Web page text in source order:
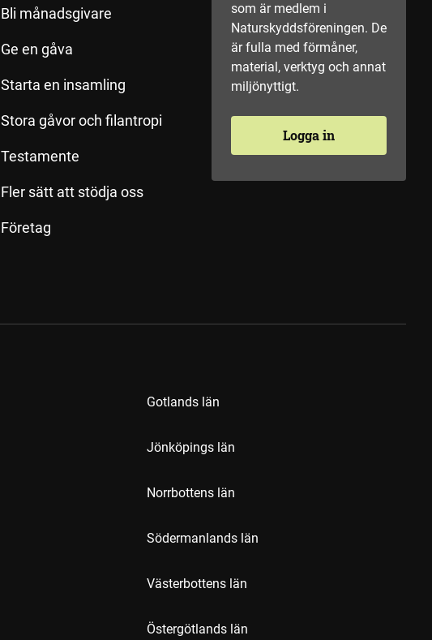
Bli månadsgivare
Ge en gåva
Starta en insamling
Stora gåvor och filantropi
Testamente
Fler sätt att stödja oss
Företag
som är medlem i
Naturskyddsföreningen. De
är fulla med förmåner,
material, verktyg och annat
miljönyttigt.
Logga in
Gotlands län
Jönköpings län
Norrbottens län
Södermanlands län
Västerbottens län
Östergötlands län